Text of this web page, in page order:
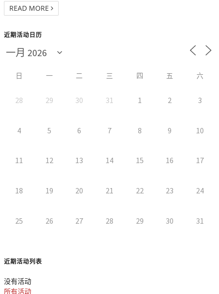
READ MORE
近期活动日历
日 一 二 三 四 五 六
28 29 30 31 1 2 3
4 5 6 7 8 9 10
11 12 13 14 15 16 17
18 19 20 21 22 23 24
25 26 27 28 29 30 31
近期活动列表
没有活动
所有活动